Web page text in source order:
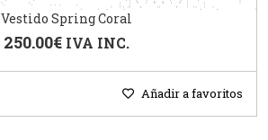
Vestido Spring Coral
250.00€ IVA INC.
Añadir a favoritos